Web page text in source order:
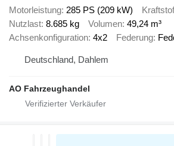
Motorleistung 285 PS (209 kW)
Nutzlast 8.685 kg Volumen 49,24 m³
Achsenkonfiguration 4x2 Federung
Deutschland, Dahlem
AO Fahrzeughandel